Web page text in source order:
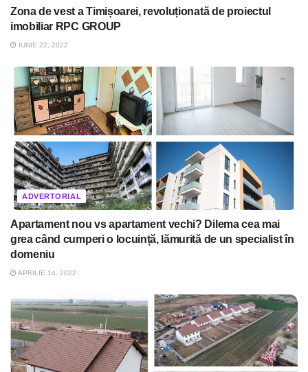
Zona de vest a Timișoarei, revoluționată de proiectul
imobiliar RPC GROUP
IUNIE 22, 2022
ADVERTORIAL
Apartament nou vs apartament vechi? Dilema cea mai
grea când cumperi o locuință, lămurită de un specialist în
domeniu
APRILIE 14, 2022